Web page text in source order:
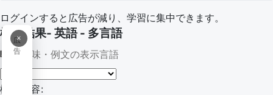
ログインすると広告が減り、学習に集中できます。
×
広
告
検索結果- 英語 - 多言語
意味・例文の表示言語
検索内容: